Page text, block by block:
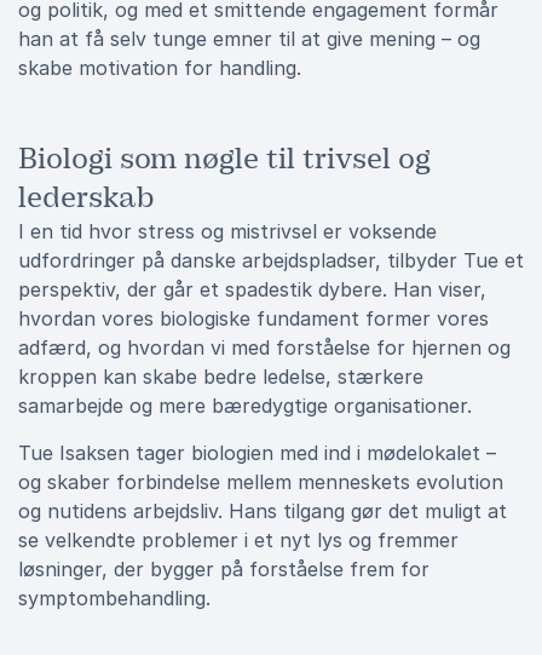
og politik, og med et smittende engagement formår
han at få selv tunge emner til at give mening – og
skabe motivation for handling.
Biologi som nøgle til trivsel og
lederskab
I en tid hvor stress og mistrivsel er voksende
udfordringer på danske arbejdspladser, tilbyder Tue et
perspektiv, der går et spadestik dybere. Han viser,
hvordan vores biologiske fundament former vores
adfærd, og hvordan vi med forståelse for hjernen og
kroppen kan skabe bedre ledelse, stærkere
samarbejde og mere bæredygtige organisationer.
Tue Isaksen tager biologien med ind i mødelokalet –
og skaber forbindelse mellem menneskets evolution
og nutidens arbejdsliv. Hans tilgang gør det muligt at
se velkendte problemer i et nyt lys og fremmer
løsninger, der bygger på forståelse frem for
symptombehandling.